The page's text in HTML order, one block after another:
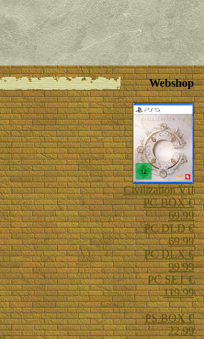
Webshop
Civilization VII
PC BOX €
69.99
PC DLD €
69.99
PC DLX €
99.99
PC SET €
119.99
PS BOX €
22.99